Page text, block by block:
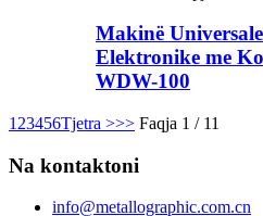
Makinë
Elektronike me
WDW-100
1 23456Tjetra >>> Faqja 1 / 11
Na kontaktoni
info@metallographic.com.cn